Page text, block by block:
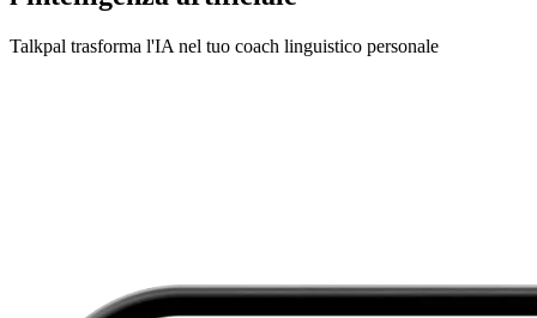
Talkpal trasforma l'IA nel tuo coach linguistico personale